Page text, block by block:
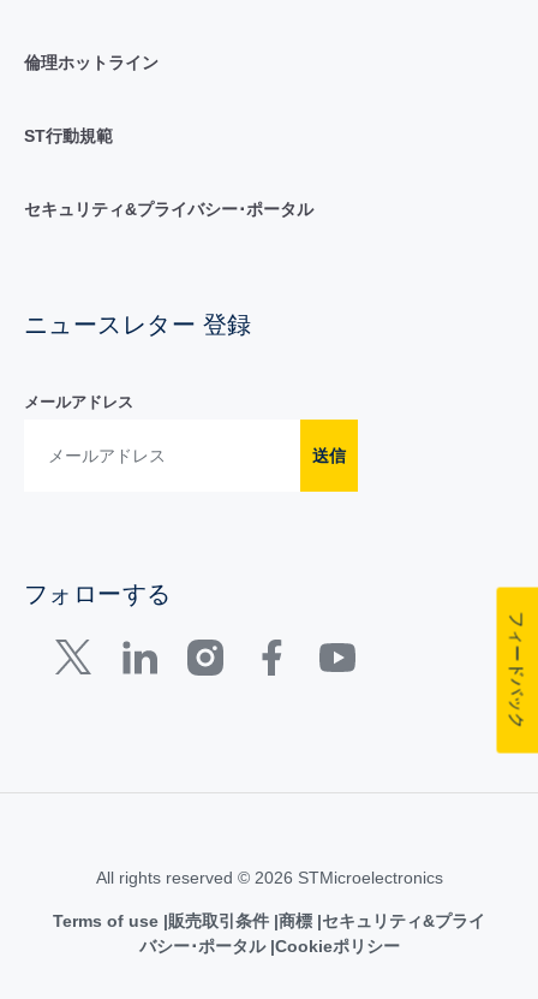
倫理ホットライン
ST行動規範
セキュリティ&プライバシー･ポータル
ニュースレター 登録
メールアドレス
送信
フォローする
All rights reserved © 2026 STMicroelectronics
Terms of use 販売取引条件 商標 セキュリティ&プライ
バシー･ポータル Cookieポリシー
フィードバック